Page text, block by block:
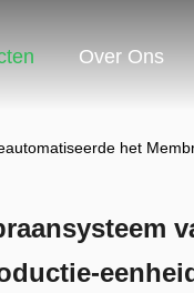
Over Ons
het